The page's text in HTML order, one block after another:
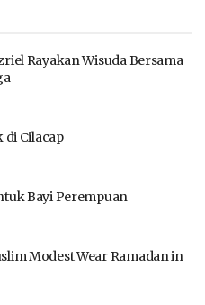
Rayakan Wisuda Bersama
di Cilacap
Bayi Perempuan
Modest Wear Ramadan in